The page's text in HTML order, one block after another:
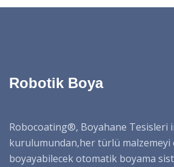
Robotik Boya
Robocoating®, Boyahane Tesisleri
kurulumundan,her türlü malzemeyi
boyayabilecek otomatik boyama